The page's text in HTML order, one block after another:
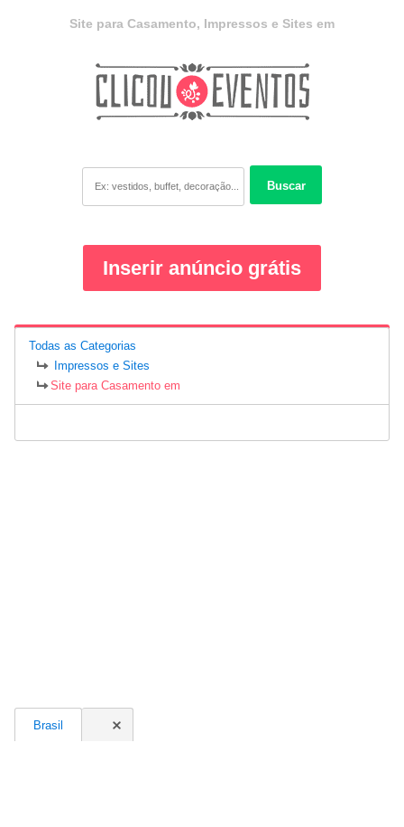
Site para Casamento, Impressos e Sites em
Buscar
Inserir anúncio grátis
Todas as Categorias
Impressos e Sites
Site para Casamento em
Brasil